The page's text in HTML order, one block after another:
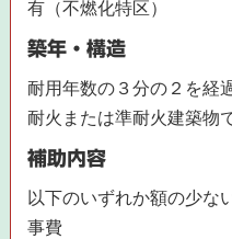
有（不燃化特区）
築年・構造
耐用年数の３分の２を経
耐火または準耐火建築物
補助内容
以下のいずれか額の少
事費